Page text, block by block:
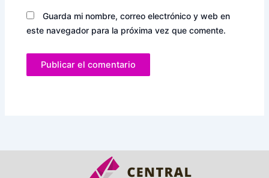
Guarda mi nombre, correo electrónico y web en
este navegador para la próxima vez que comente.